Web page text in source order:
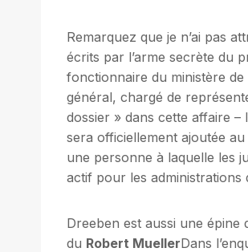
Remarquez que je n’ai pas
écrits par l’arme secrète du
fonctionnaire du ministère
général, chargé de
dossier » dans cette affaire
sera officiellement ajoutée
une personne à laquelle les
actif pour les administrations
Dreeben est aussi une épine
du Robert MuellerDans